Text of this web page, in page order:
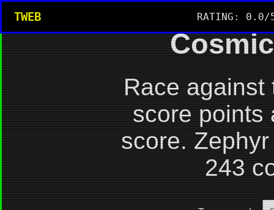
TWEB RATING: 0.0/